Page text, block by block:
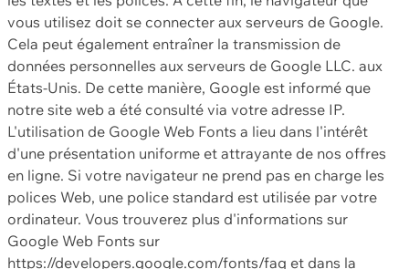
vous utilisez doit se connecter aux serveurs de Google.
Cela peut également entraîner la transmission de
données personnelles aux serveurs de Google LLC. aux
États-Unis. De cette manière, Google est informé que
notre site web a été consulté via votre adresse IP.
L'utilisation de Google Web Fonts a lieu dans l'intérêt
d'une présentation uniforme et attrayante de nos offres
en ligne. Si votre navigateur ne prend pas en charge les
polices Web, une police standard est utilisée par votre
ordinateur. Vous trouverez plus d'informations sur
Google Web Fonts sur
https://developers.google.com/fonts/faq et dans la